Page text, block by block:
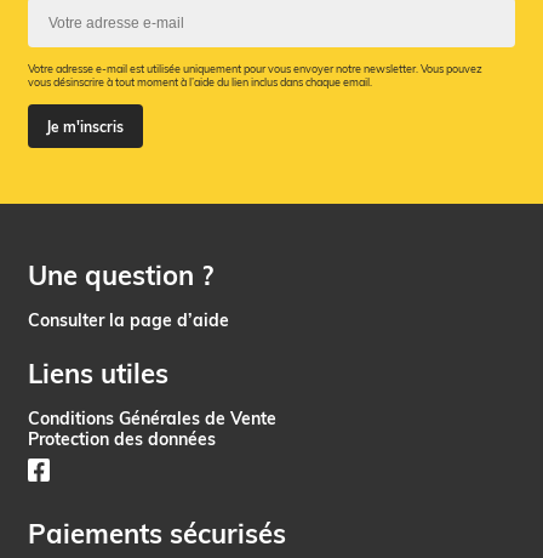
Votre adresse e-mail est utilisée uniquement pour vous envoyer notre newsletter. Vous pouvez
vous désinscrire à tout moment à l’aide du lien inclus dans chaque email.
Je m'inscris
Une question ?
Consulter la page d’aide
Liens utiles
Conditions Générales de Vente
Protection des données
Paiements sécurisés